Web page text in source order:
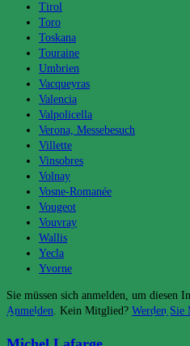
Tirol
Toro
Toskana
Touraine
Umbrien
Vacqueyras
Valencia
Valpolicella
Verona, Messebesuch
Villette
Vinsobres
Volnay
Vosne-Romanée
Vougeot
Vouvray
Wallis
Yecla
Yvorne
Sie müssen sich anmelden, um diesen
Anmelden. Kein Mitglied? Werden Sie
Das könnte dir auch gefallen